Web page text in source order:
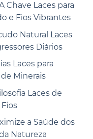
Chave Laces para
e Fios Vibrantes
Natural Laces
Diários
Laces para
Minerais
Laces de
a Saúde dos
Natureza